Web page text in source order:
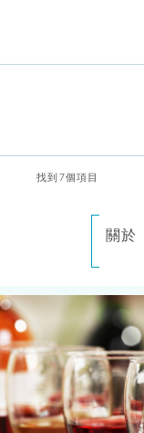
找到7個項目
關於